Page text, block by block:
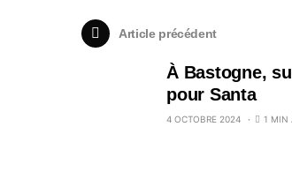
Article précédent
À Bastogne,
pour Santa
4 OCTOBRE 2024 1 MIN